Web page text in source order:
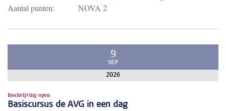
Aantal punten:
NOVA 2
9
SEP
2026
Inschrijving open
Basiscursus de AVG in een dag